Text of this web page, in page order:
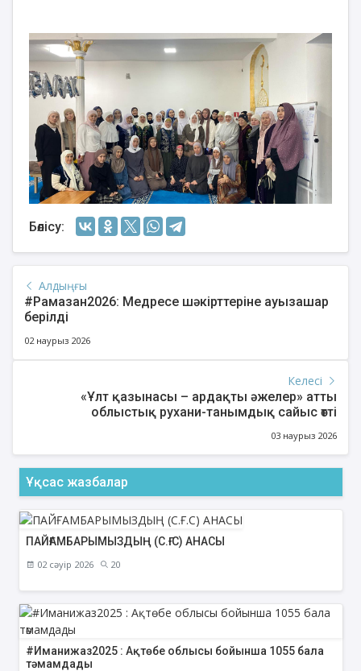
Бөлісу:
Алдыңғы
#Рамазан2026: Медресе шәкірттеріне ауызашар
берілді
02 наурыз 2026
Келесі
«Ұлт қазынасы – ардақты әжелер» атты
облыстық рухани-танымдық сайыс өтті
03 наурыз 2026
Ұқсас жазбалар
ПАЙҒАМБАРЫМЫЗДЫҢ (С.Ғ.С) АНАСЫ
02 сәуір 2026 20
#Иманижаз2025 : Ақтөбе облысы бойынша 1055 бала
тәмамдады